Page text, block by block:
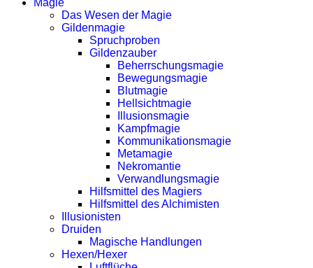
Magie
Das Wesen der Magie
Gildenmagie
Spruchproben
Gildenzauber
Beherrschungsmagie
Bewegungsmagie
Blutmagie
Hellsichtmagie
Illusionsmagie
Kampfmagie
Kommunikationsmagie
Metamagie
Nekromantie
Verwandlungsmagie
Hilfsmittel des Magiers
Hilfsmittel des Alchimisten
Illusionisten
Druiden
Magische Handlungen
Hexen/Hexer